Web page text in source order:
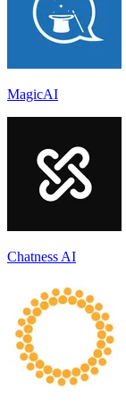
MagicAI
Chatness AI